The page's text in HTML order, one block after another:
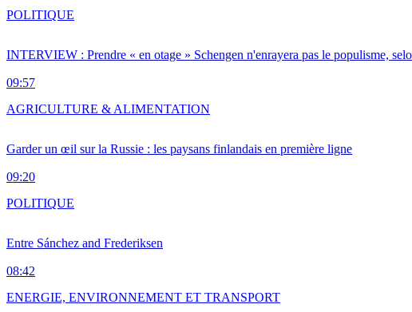
INTERVIEW : Prendre « en otage » Schengen n'enrayera pas le populisme,
09:57
POLITIQUE
Garder un œil sur la Russie : les paysans finlandais en première ligne
09:20
AGRICULTURE & ALIMENTATION
Entre Sánchez and Frederiksen
08:42
POLITIQUE
ENERGIE, ENVIRONNEMENT ET TRANSPORT